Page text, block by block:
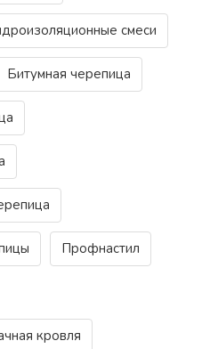
смеси
Битумная черепица
Профнастил
кровля